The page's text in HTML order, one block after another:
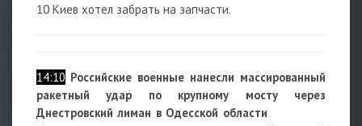
10 Киев хотел забрать на запчасти.
14:10 Российские военные нанесли массированный
ракетный удар по крупному мосту через
Днестровский лиман в Одесской области